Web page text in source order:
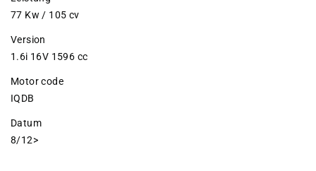
77 Kw / 105 cv
Version
1.6i 16V 1596 cc
Motor code
IQDB
Datum
8/12>